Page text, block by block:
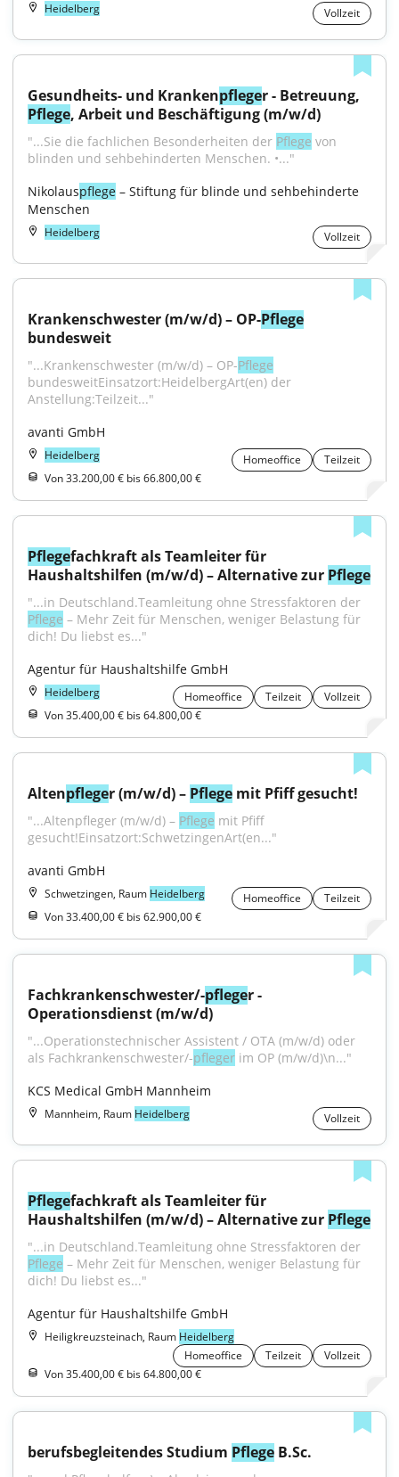
Heidelberg Vollzeit
Gesundheits- und Krankenpflege
Pflege, Arbeit und Beschäftigung (m/w/d)
"...Sie die fachlichen Besonderheiten der Pflege von
blinden und sehbehinderten Menschen. •..."
Nikolauspflege – Stiftung für blinde und sehbehinderte
Menschen
Heidelberg Vollzeit
Krankenschwester (m/w/d) – OP-Pflege
bundesweit
"...Krankenschwester (m/w/d) – OP-Pflege
bundesweitEinsatzort:HeidelbergArt(en) der
Anstellung:Teilzeit..."
avanti GmbH
Heidelberg Homeoffice
Teilzeit
Von 33.200,00 € bis 66.800,00 €
Pflegefachkraft als Teamleiter für
Haushaltshilfen (m/w/d) – Alternative zur Pflege
Pflege – Mehr Zeit für Menschen, weniger Belastung für
dich! Du liebst es..."
Agentur für Haushaltshilfe GmbH
Heidelberg Homeoffice Teilzeit
Vollzeit
Von 35.400,00 € bis 64.800,00 €
Altenpfleger (m/w/d) – Pflege mit Pfiff gesucht!
"...Altenpfleger (m/w/d) – Pflege mit Pfiff
gesucht!Einsatzort:SchwetzingenArt(en..."
avanti GmbH
Schwetzingen, Raum Heidelberg Homeoffice
Teilzeit
Von 33.400,00 € bis 62.900,00 €
Fachkrankenschwester/-pfleger -
Operationsdienst (m/w/d)
"...Operationstechnischer Assistent / OTA (m/w/d) oder
als Fachkrankenschwester/-pfleger im OP (m/w/d)\n..."
KCS Medical GmbH Mannheim
Mannheim, Raum Heidelberg Vollzeit
Pflegefachkraft als Teamleiter für
Haushaltshilfen (m/w/d) – Alternative zur Pflege
Pflege – Mehr Zeit für Menschen, weniger Belastung für
dich! Du liebst es..."
Agentur für Haushaltshilfe GmbH
Heiligkreuzsteinach, Raum Heidelberg
Homeoffice
Teilzeit
Vollzeit
Von 35.400,00 € bis 64.800,00 €
berufsbegleitendes Studium Pflege B.Sc.